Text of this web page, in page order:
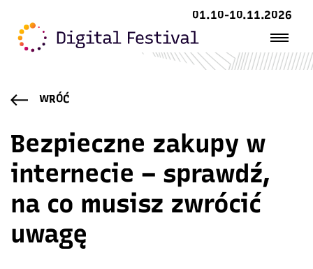
01.10-10.11.2026
WRÓĆ
Bezpieczne zakupy w
internecie – sprawdź,
na co musisz zwrócić
uwagę